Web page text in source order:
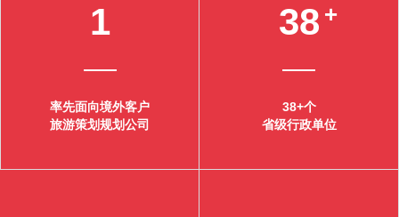
1
率先面向境外客户
旅游策划规划公司
38 +
38+个
省级行政单位